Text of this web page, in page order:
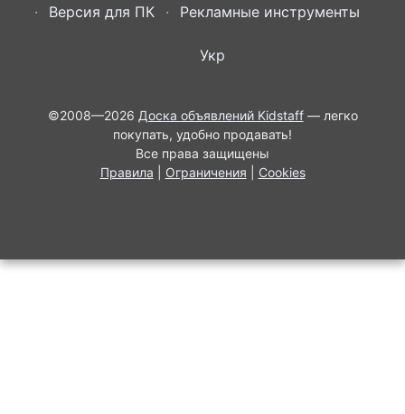
Версия для ПК
Рекламные инструменты
Укр
©2008—2026 Доска объявлений Kidstaff— легко
покупать, удобно продавать!
Все права защищены
Правила
Ограничения Cookies